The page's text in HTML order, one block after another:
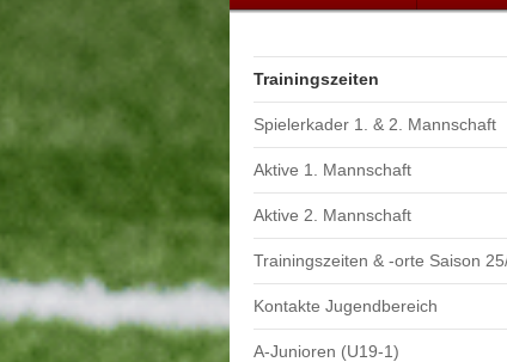
Trainingszeiten
Spielerkader 1. & 2. Mannschaft
Aktive 1. Mannschaft
Aktive 2. Mannschaft
Trainingszeiten & -orte Saison
Kontakte Jugendbereich
A-Junioren (U19-1)